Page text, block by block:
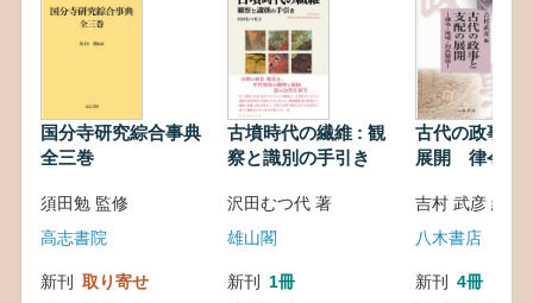
国分寺研究綜合事典
全三巻
須田勉 監修
高志書院
新刊 取り寄せ
古墳時代の繊維 : 観
察と識別の手引き
沢田むつ代 著
雄山閣
新刊 1冊
古代の政事と
展開 律令・
吉村 武彦 編集
八木書店
新刊 4冊